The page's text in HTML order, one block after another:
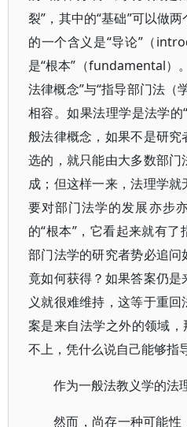
裂”，其中的“基础”可以做
的一个含义是“导论”（
是“根本”（fundamental）
法律概念”与“指导部门法（
相容。如果法理学是法学的
般法律概念，如果不是研
选的，就只能由大多数部门
成；但这样一来，法理学
要对部门法学的发展亦步
的“根本”，它看起来就有
部门法学的研究者势必追
竟如何获得？如果答案仍
义就很难维持，这等于重
案是来自法学之外的领域
不上，凭什么说自己能够指
作为一般法教义学的法
然而，尚存一种可能性